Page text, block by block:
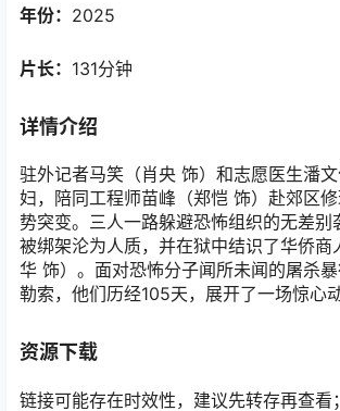
年份： 2025
片长： 131分钟
详情介绍
驻外记者马笑（肖央 饰）和志愿医生潘
妇，陪同工程师苗峰（郑恺 饰）赴郊区
势突变。三人一路躲避恐怖组织的无差别
被绑架沦为人质，并在狱中结识了华侨商
华 饰）。面对恐怖分子闻所未闻的屠杀
勒索，他们历经105天，展开了一场惊心
资源下载
链接可能存在时效性，建议先转存再查看